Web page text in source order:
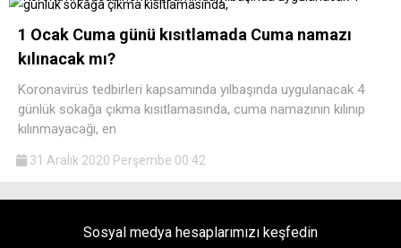
1 Ocak Cuma günü kısıtlamada Cuma namazı
kılınacak mı?
Koronavirüs tedbirleri kapsamında yılbaşında uygulanacak 4
günlük sokağa çıkma kısıtlamasında, cuma namazının kılınıp
kılınmayacağı, en
31 Aralık 2020 Perşembe 00:42
Sosyal medya hesaplarımızı keşfedin